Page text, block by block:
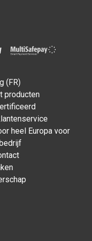
(FR)
producten
heel Europa voor